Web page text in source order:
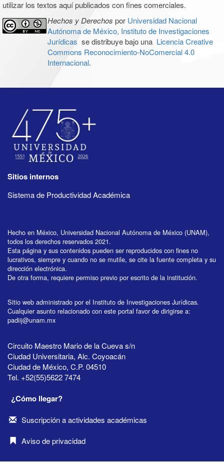
utilizar los textos aquí publicados con fines comerciales.
Hechos y Derechos por Universidad Nacional
Autónoma de México, Instituto de Investigaciones
Jurídicas se distribuye bajo una Licencia Creative
Commons Reconocimiento-NoComercial 4.0
Internacional.
Sitios internos
Sistema de Productividad Académica
Hecho en México, Universidad Nacional Autónoma de México (UNAM),
todos los derechos reservados 2021.
Esta página y sus contenidos pueden ser reproducidos con fines no
lucrativos, siempre y cuando no se mutile, se cite la fuente completa y su
dirección electrónica.
De otra forma, requiere permiso previo por escrito de la institución.
Sitio web administrado por el Instituto de Investigaciones Jurídicas.
Cualquier asunto relacionado con este portal favor de dirigirse a:
padiij@unam.mx
Circuito Maestro Mario de la Cueva s/n
Ciudad Universitaria, Alc. Coyoacán
Ciudad de México, C.P. 04510
Tel. +52(55)5622 7474
¿Cómo llegar?
Suscripción a actividades académicas
Aviso de privacidad